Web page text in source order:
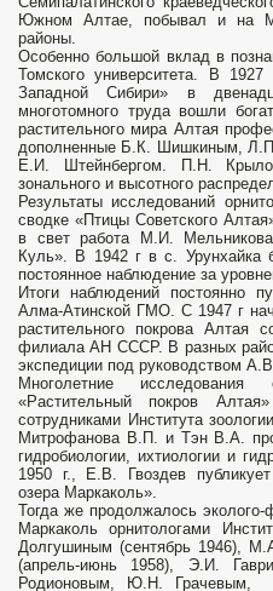
Южном Алтае, побывал и на
районы.
Особенно большой вклад в
Томского университета. В
Западной Сибири» в
многотомного труда вошли
растительного мира Алтая
дополненные Б.К. Шишкиным,
Е.И. Штейнбергом. П.Н.
зонального и высотного
Результаты исследований
сводке «Птицы Советского
в свет работа М.И.
Куль». В 1942 г в с. Урунхайка
постоянное наблюдение за
Итоги наблюдений постоянно
Алма-Атинской ГМО. С 1947 г
растительного покрова Алтая
филиала АН СССР. В разных
экспедиции под руководством
Многолетние
«Растительный покров
сотрудниками Института
Митрофанова В.П. и Тэн В.А.
гидробиологии, ихтиологии и
1950 г., Е.В. Гвоздев
озера Маркаколь».
Тогда же продолжалось эколого-
Маркаколь орнитологами
Долгушиным (сентябрь 1946),
(апрель-июнь 1958), Э.И.
Родионовым, Ю.Н. Грачевым,